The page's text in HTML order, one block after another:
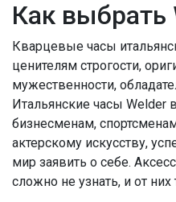
Как выбрать
Кварцевые часы
ценителям строгости,
мужественности,
Итальянские часы Welder
бизнесменам,
актерскому искусству,
мир заявить о себе.
сложно не узнать, и от них